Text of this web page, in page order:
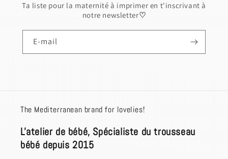
Ta liste pour la maternité à imprimer en t'inscrivant à
notre newsletter♡
E-mail
The Mediterranean brand for lovelies!
L'atelier de bébé, Spécialiste du trousseau
bébé depuis 2015